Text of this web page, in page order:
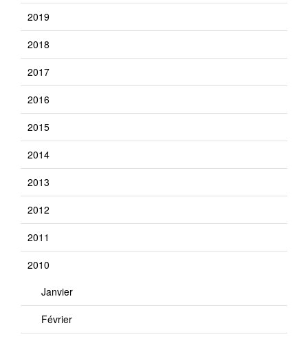
2019
2018
2017
2016
2015
2014
2013
2012
2011
2010
Janvier
Février